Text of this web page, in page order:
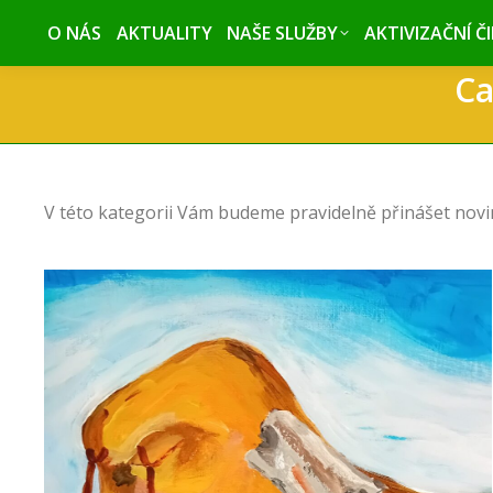
O NÁS AKTUALITY NAŠE SLUŽBY AKTIVIZAČNÍ
V této kategorii Vám budeme pravidelně přinášet
O NÁS AKTUALITY NAŠE SLUŽBY AKTIVIZAČNÍ